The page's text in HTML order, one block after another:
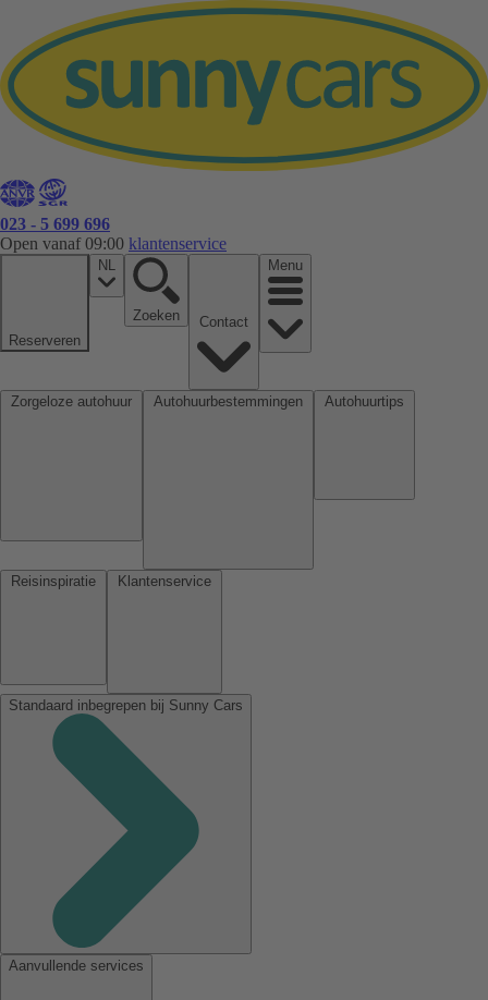
023 - 5 699 696
Open vanaf 09:00 klantenservice
Reserveren
NL
Zoeken
Menu
Standaard inbegrepen bij Sunny Cars
Aanvullende services